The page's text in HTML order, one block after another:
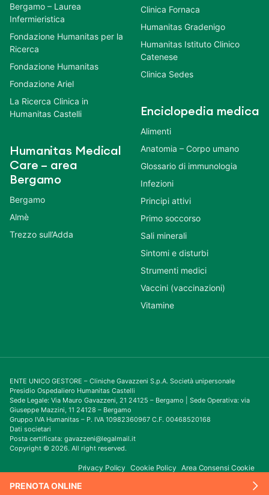
PRENOTA ONLINE
Bergamo – Laurea
Infermieristica
Fondazione Humanitas per la
Ricerca
Fondazione Humanitas
Fondazione Ariel
La Ricerca Clinica in
Humanitas Castelli
Humanitas Medical
Care – area
Bergamo
Bergamo
Almè
Trezzo sull’Adda
Clinica Fornaca
Humanitas Gradenigo
Humanitas Istituto Clinico
Catenese
Clinica Sedes
Enciclopedia medica
Alimenti
Anatomia – Corpo umano
Glossario di immunologia
Infezioni
Principi attivi
Primo soccorso
Sali minerali
Sintomi e disturbi
Strumenti medici
Vaccini (vaccinazioni)
Vitamine
ENTE UNICO GESTORE – Cliniche Gavazzeni S.p.A. Società unipersonale
Presidio Ospedaliero Humanitas Castelli
Sede Legale: Via Mauro Gavazzeni, 21 24125 – Bergamo | Sede Operativa: via
Giuseppe Mazzini, 11 24128 – Bergamo
Gruppo IVA Humanitas – P. IVA 10982360967 C.F. 00468520168
Dati societari
Posta certificata: gavazzeni@legalmail.it
Copyright © 2026. All right reserved.
Privacy Policy Cookie Policy Area Consensi Cookie